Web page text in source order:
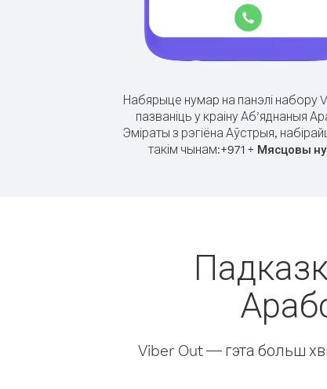
Набярыце нумар на панэлі набору
пазваніць у краіну Аб’яднаныя
Эміраты з рэгіёна Аўстрыя,
такім чынам:+971 + Мясцовы
Viber Out — гэта больш